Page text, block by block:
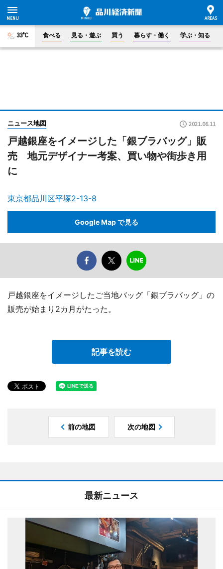
33°C 食べる 見る・遊ぶ 買う 暮らす・働く 学ぶ・知る
ニュース地図 2021.06.11
戸越銀座をイメージした「銀ブラバッグ」販
売 地元デザイナー考案、買い物や街歩き用
に
東京都品川区平塚2-13-8
Google Map で見る
戸越銀座をイメージしたご当地バッグ「銀ブラバッグ」の
販売が始まり2カ月がたった。
記事を読む
前の地図 次の地図
最新ニュース